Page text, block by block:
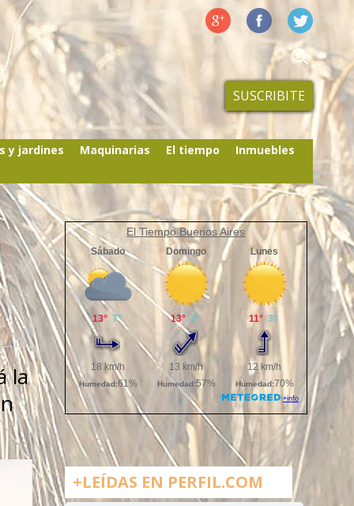
SUSCRIBITE
y jardines Maquinarias El tiempo Inmuebles
la
El Tiempo Buenos Aires
+LEÍDAS EN PERFIL.COM